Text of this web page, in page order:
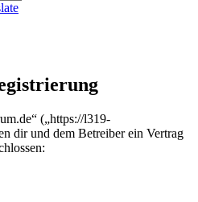
(„https://l319-
dir und dem Betreiber ein Vertrag